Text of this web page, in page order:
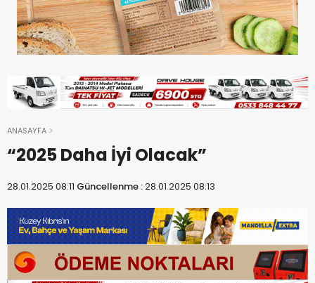
ANASAYFA
“2025 Daha İyi Olacak”
28.01.2025 08:11 Güncellenme :28.01.2025 08:13